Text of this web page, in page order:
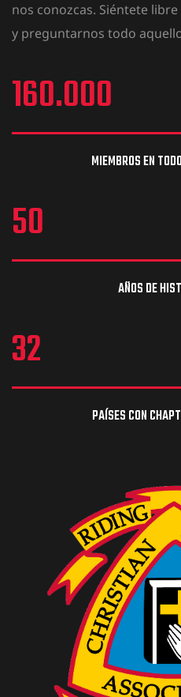
nos conozcas. Siéntete
y preguntarnos todo
160.000
MIEMBROS EN
50
AÑOS DE
32
PAÍSES CON